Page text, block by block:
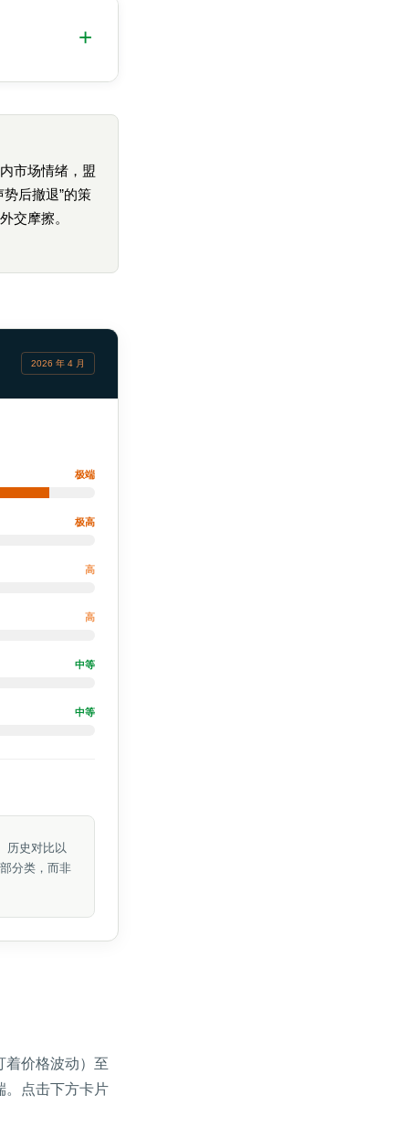
+
市场情绪，盟
后撤退”的策
交摩擦。
2026 年 4 月
极端
极高
高
高
中等
中等
历史对比以
分类，而非
着价格波动）至
。点击下方卡片